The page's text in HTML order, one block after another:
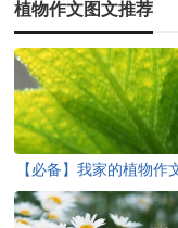
植物作文图文推荐
【必备】我家的植物作
篇